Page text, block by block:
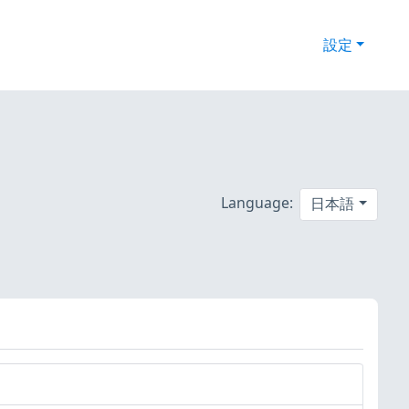
設定
Language: 日本語